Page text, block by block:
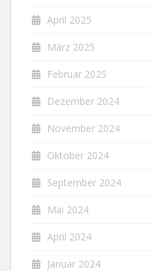
April 2025
März 2025
Februar 2025
Dezember 2024
November 2024
Oktober 2024
September 2024
Mai 2024
April 2024
Januar 2024